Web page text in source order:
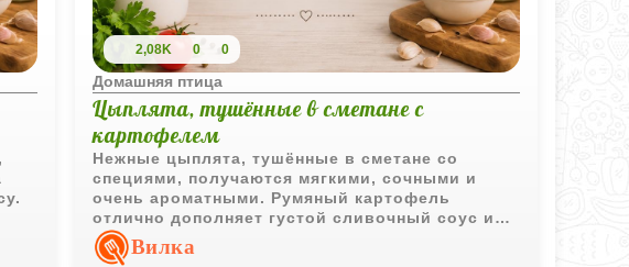
2,08K 0 0
Домашняя птица
Цыплята, тушённые в сметане с
картофелем
Нежные цыплята, тушённые в сметане со
специями, получаются мягкими, сочными и
очень ароматными. Румяный картофель
отлично дополняет густой сливочный соус и
делает блюдо особенно сытным.
Вилка